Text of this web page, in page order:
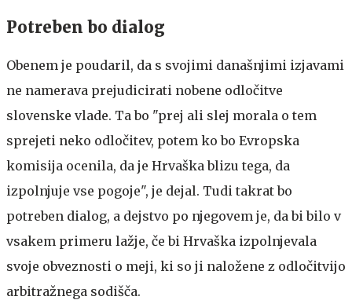
Potreben bo dialog
Obenem je poudaril, da s svojimi današnjimi izjavami
ne namerava prejudicirati nobene odločitve
slovenske vlade. Ta bo "prej ali slej morala o tem
sprejeti neko odločitev, potem ko bo Evropska
komisija ocenila, da je Hrvaška blizu tega, da
izpolnjuje vse pogoje", je dejal. Tudi takrat bo
potreben dialog, a dejstvo po njegovem je, da bi bilo v
vsakem primeru lažje, če bi Hrvaška izpolnjevala
svoje obveznosti o meji, ki so ji naložene z odločitvijo
arbitražnega sodišča.